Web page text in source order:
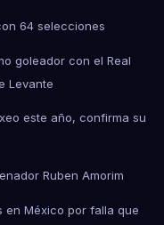
64 selecciones
goleador con el Real
Levante
este año, confirma su
Ruben Amorim
en México por falla que